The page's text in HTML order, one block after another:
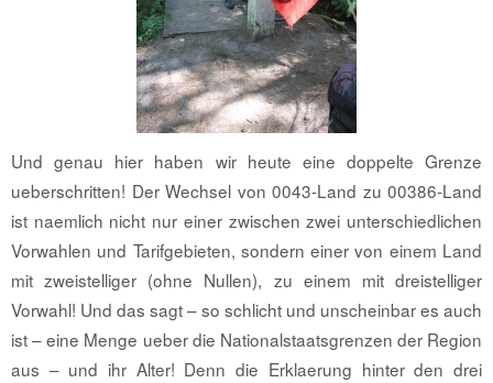
Und genau hier haben wir heute eine doppelte Grenze
ueberschritten! Der Wechsel von 0043-Land zu 00386-Land
ist naemlich nicht nur einer zwischen zwei unterschiedlichen
Vorwahlen und Tarifgebieten, sondern einer von einem Land
mit zweistelliger (ohne Nullen), zu einem mit dreistelliger
Vorwahl! Und das sagt – so schlicht und unscheinbar es auch
ist – eine Menge ueber die Nationalstaatsgrenzen der Region
aus – und ihr Alter! Denn die Erklaerung hinter den drei